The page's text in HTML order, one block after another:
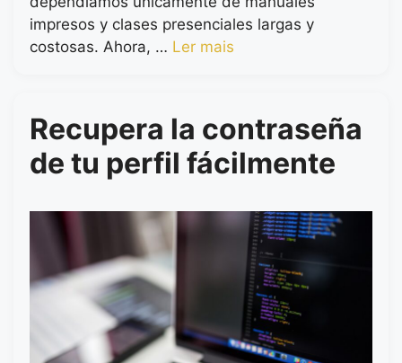
impresos y clases presenciales largas y
costosas. Ahora, … Ler mais
Recupera la contraseña
de tu perfil fácilmente